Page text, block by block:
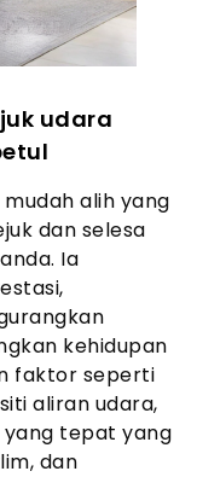
udara
alih yang
dan selesa
Ia
kehidupan
faktor seperti
aliran udara,
tepat yang
dan